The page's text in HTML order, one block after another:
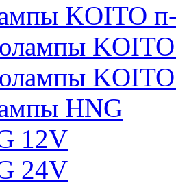
KOITO
HNG
12V
24V